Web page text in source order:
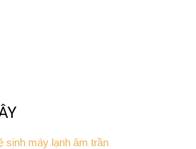
sinh máy lạnh âm trần